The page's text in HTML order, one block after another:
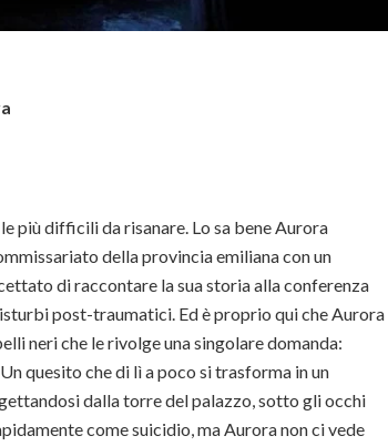
più difficili da risanare. Lo sa bene Aurora
della provincia emiliana con un
di raccontare la sua storia alla conferenza
post-traumatici. Ed è proprio qui che Aurora
neri che le rivolge una singolare domanda:
quesito che di lì a poco si trasforma in un
dalla torre del palazzo, sotto gli occhi
come suicidio, ma Aurora non ci vede